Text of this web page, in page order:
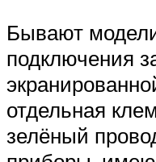
Бывают
подключения
отдельная
зелёный